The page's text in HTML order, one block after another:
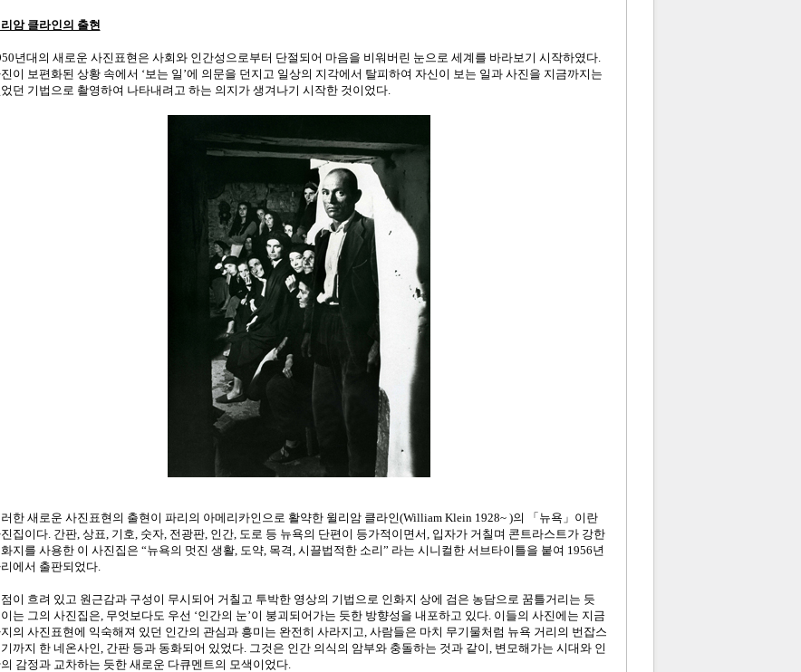
암 클라인의 출현
년대의 새로운 사진표현은 사회와 인간성으로부터 단절되어 마음을 비워버린 눈으로 세계를 바라보기 시작하였다.
이 보편화된 상황 속에서 ‘보는 일’에 의문을 던지고 일상의 지각에서 탈피하여 자신이 보는 일과 사진을 지금까지는
던 기법으로 촬영하여 나타내려고 하는 의지가 생겨나기 시작한 것이었다.
한 새로운 사진표현의 출현이 파리의 아메리카인으로 활약한 윌리암 클라인(William Klein 1928~ )의 「뉴욕」이란
집이다. 간판, 상표, 기호, 숫자, 전광판, 인간, 도로 등 뉴욕의 단편이 등가적이면서, 입자가 거칠며 콘트라스트가 강한
지를 사용한 이 사진집은 “뉴욕의 멋진 생활, 도약, 목격, 시끌법적한 소리” 라는 시니컬한 서브타이틀을 붙여 1956년
에서 출판되었다.
이 흐려 있고 원근감과 구성이 무시되어 거칠고 투박한 영상의 기법으로 인화지 상에 검은 농담으로 꿈틀거리는 듯
는 그의 사진집은, 무엇보다도 우선 ‘인간의 눈’이 붕괴되어가는 듯한 방향성을 내포하고 있다. 이들의 사진에는 지금
의 사진표현에 익숙해져 있던 인간의 관심과 흥미는 완전히 사라지고, 사람들은 마치 무기물처럼 뉴욕 거리의 번잡스
까지 한 네온사인, 간판 등과 동화되어 있었다. 그것은 인간 의식의 암부와 충돌하는 것과 같이, 변모해가는 시대와 인
감정과 교차하는 듯한 새로운 다큐멘트의 모색이었다.